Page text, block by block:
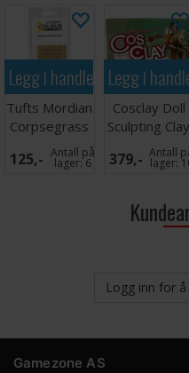
Legg i handlekurven
Tufts Mordian
Corpsegrass
125,- Antall på
lager:6
Legg i
Cosclay Doll
Sculpting Clay
Faerie Light
379,- Antall
lager:
Logg inn for
Gamezone AS